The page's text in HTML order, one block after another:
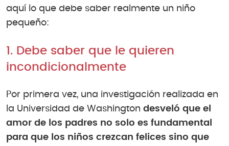
aquí lo que debe saber realmente un niño
pequeño:
1. Debe saber que le quieren
incondicionalmente
Por primera vez, una investigación realizada en
la Universidad de Washington desveló que el
amor de los padres no solo es fundamental
para que los niños crezcan felices sino que